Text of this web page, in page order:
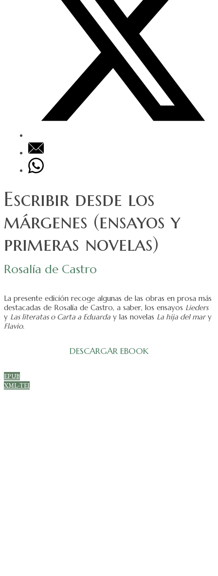
Escribir desde los
márgenes (ensayos y
primeras novelas)
Rosalía de Castro
La presente edición recoge algunas de las obras en prosa más
destacadas de Rosalía de Castro, a saber, los ensayos Lieders
y Las literatas o Carta a Eduarda y las novelas La hija del mary
Flavio.
DESCARGAR EBOOK
EPUB
XML-TEI